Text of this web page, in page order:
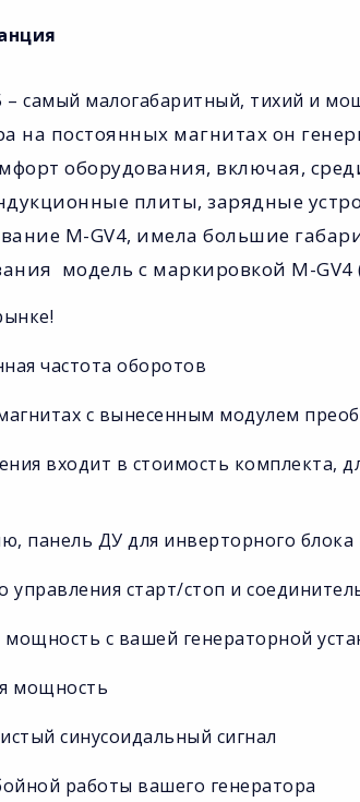
самый малогабаритный, тихий и
на постоянных магнитах он
оборудования, включая,
плиты, зарядные
M-GV4, имела большие
модель с маркировкой M-GV4
частота оборотов
с вынесенным модулем
входит в стоимость комплекта,
панель ДУ для инверторного блока
старт/стоп и
с вашей генераторной
мощность
синусоидальный сигнал
работы вашего генератора